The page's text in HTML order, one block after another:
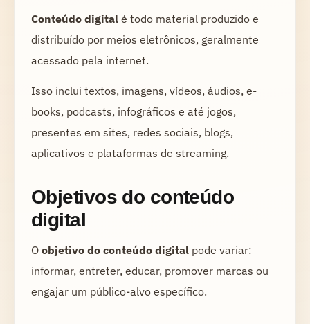
Conteúdo digitalé todo material produzido e
distribuído por meios eletrônicos, geralmente
acessado pela internet.
Isso inclui textos, imagens, vídeos, áudios, e-
books, podcasts, infográficos e até jogos,
presentes em sites, redes sociais, blogs,
aplicativos e plataformas de streaming.
Objetivos do conteúdo
digital
Oobjetivo do conteúdo digital pode variar:
informar, entreter, educar, promover marcas ou
engajar um público-alvo específico.